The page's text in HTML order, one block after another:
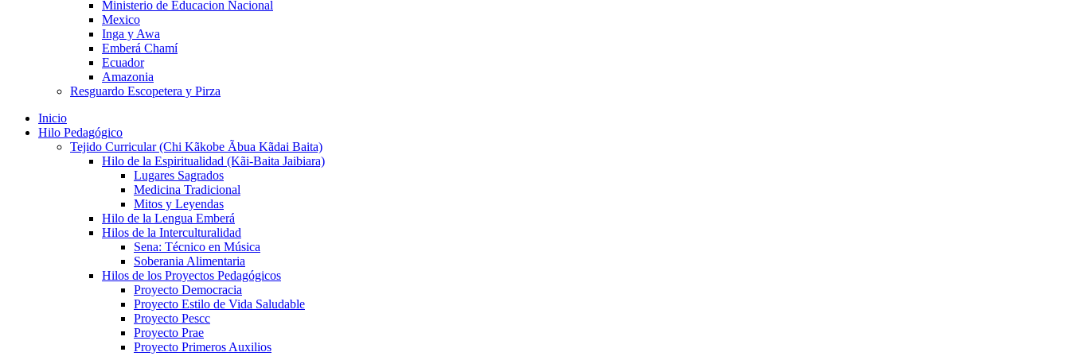
Ministerio de Educacion Nacional
Mexico
Inga y Awa
Emberá Chamí
Ecuador
Amazonia
Resguardo Escopetera y Pirza
Inicio
Hilo Pedagógico
Tejido Curricular (Chi Kãkobe Ãbua Kãdai Baita)
Hilo de la Espiritualidad (Kãi-Baita Jaibiara)
Lugares Sagrados
Medicina Tradicional
Mitos y Leyendas
Hilo de la Lengua Emberá
Hilos de la Interculturalidad
Sena: Técnico en Música
Soberania Alimentaria
Hilos de los Proyectos Pedagógicos
Proyecto Democracia
Proyecto Estilo de Vida Saludable
Proyecto Pescc
Proyecto Prae
Proyecto Primeros Auxilios